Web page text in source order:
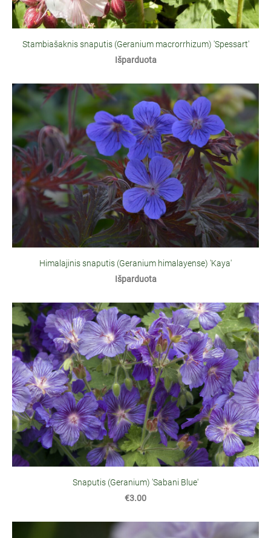
Stambiašaknis snaputis (Geranium macrorrhizum) 'Spessart'
Išparduota
Himalajinis snaputis (Geranium himalayense) 'Kaya'
Išparduota
Snaputis (Geranium) 'Sabani Blue'
€3.00